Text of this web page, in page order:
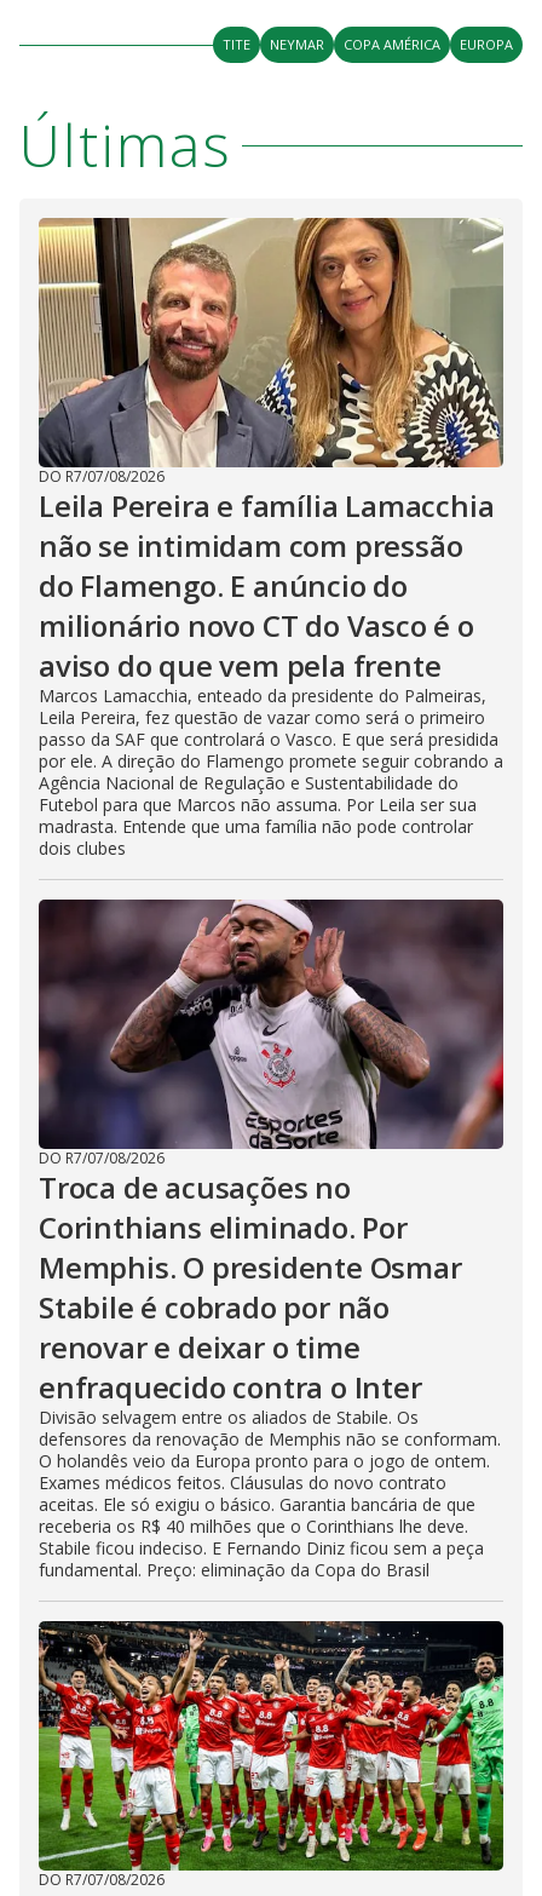
TITE NEYMAR COPA AMÉRICA EUROPA
Últimas
DO R7/07/08/2026
Leila Pereira e família Lamacchia
não se intimidam com pressão
do Flamengo. E anúncio do
milionário novo CT do Vasco é o
aviso do que vem pela frente
Marcos Lamacchia, enteado da presidente do Palmeiras,
Leila Pereira, fez questão de vazar como será o primeiro
passo da SAF que controlará o Vasco. E que será presidida
por ele. A direção do Flamengo promete seguir cobrando a
Agência Nacional de Regulação e Sustentabilidade do
Futebol para que Marcos não assuma. Por Leila ser sua
madrasta. Entende que uma família não pode controlar
dois clubes
DO R7/07/08/2026
Troca de acusações no
Corinthians eliminado. Por
Memphis. O presidente Osmar
Stabile é cobrado por não
renovar e deixar o time
enfraquecido contra o Inter
Divisão selvagem entre os aliados de Stabile. Os
defensores da renovação de Memphis não se conformam.
O holandês veio da Europa pronto para o jogo de ontem.
Exames médicos feitos. Cláusulas do novo contrato
aceitas. Ele só exigiu o básico. Garantia bancária de que
receberia os R$ 40 milhões que o Corinthians lhe deve.
Stabile ficou indeciso. E Fernando Diniz ficou sem a peça
fundamental. Preço: eliminação da Copa do Brasil
DO R7/07/08/2026